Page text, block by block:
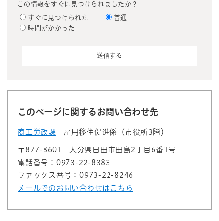
この情報をすぐに見つけられましたか？
すぐに見つけられた
普通
時間がかかった
このページに関するお問い合わせ先
商工労政課 雇用移住促進係（市役所3階）
〒877-8601
大分県日田市田島2丁目6番1号
電話番号：0973-22-8383
ファックス番号：0973-22-8246
メールでのお問い合わせはこちら